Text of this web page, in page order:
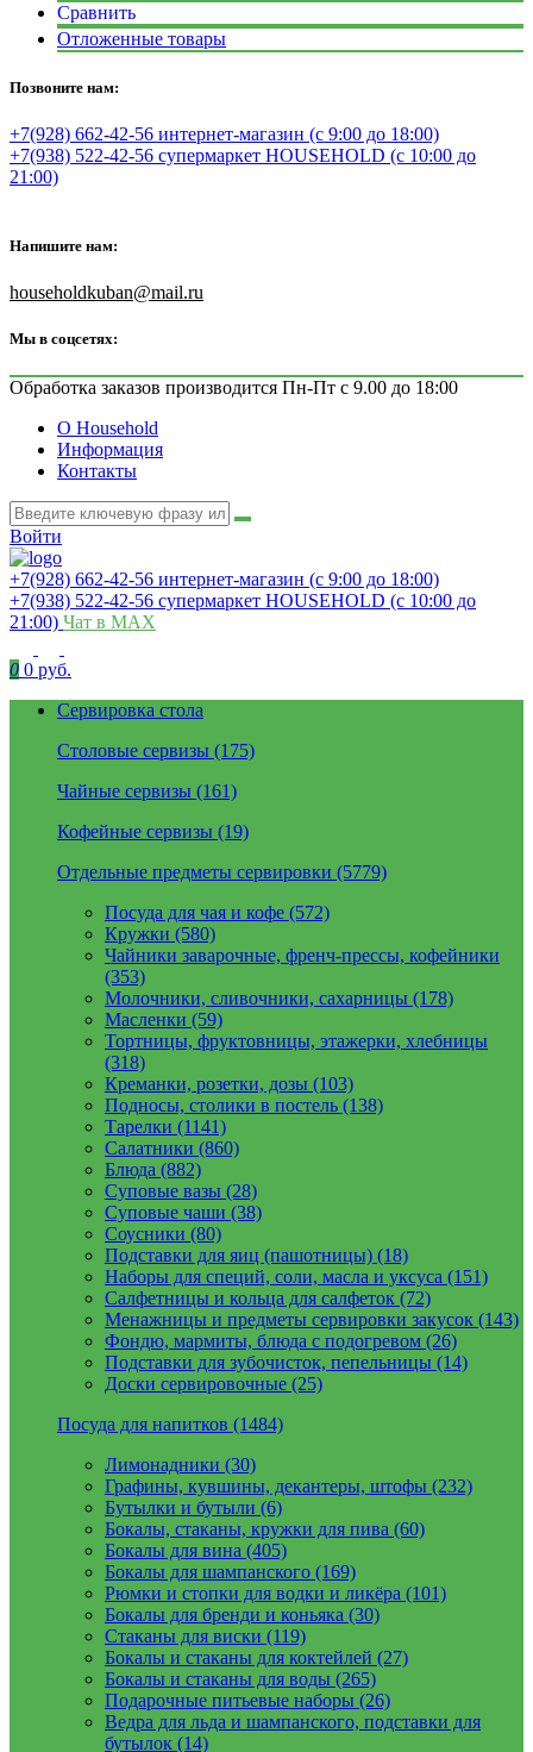
Сравнить
Отложенные товары
Позвоните нам:
+7(928) 662-42-56 интернет-магазин (с 9:00 до 18:00)
+7(938) 522-42-56 супермаркет HOUSEHOLD (с 10:00 до
21:00)
Напишите нам:
householdkuban@mail.ru
Мы в соцсетях:
Обработка заказов производится Пн-Пт с 9.00 до 18:00
О Household
Информация
Контакты
Войти
+7(928) 662-42-56 интернет-магазин (с 9:00 до 18:00)
+7(938) 522-42-56 супермаркет HOUSEHOLD (с 10:00 до
21:00) Чат в MAX
0 0 руб.
Сервировка стола
Столовые сервизы (175)
Чайные сервизы (161)
Кофейные сервизы (19)
Отдельные предметы сервировки (5779)
Посуда для чая и кофе (572)
Кружки (580)
Чайники заварочные, френч-прессы, кофейники
(353)
Молочники, сливочники, сахарницы (178)
Масленки (59)
Тортницы, фруктовницы, этажерки, хлебницы
(318)
Креманки, розетки, дозы (103)
Подносы, столики в постель (138)
Тарелки (1141)
Салатники (860)
Блюда (882)
Суповые вазы (28)
Суповые чаши (38)
Соусники (80)
Подставки для яиц (пашотницы) (18)
Наборы для специй, соли, масла и уксуса (151)
Салфетницы и кольца для салфеток (72)
Менажницы и предметы сервировки закусок (143)
Фондю, мармиты, блюда с подогревом (26)
Подставки для зубочисток, пепельницы (14)
Доски сервировочные (25)
Посуда для напитков (1484)
Лимонадники (30)
Графины, кувшины, декантеры, штофы (232)
Бутылки и бутыли (6)
Бокалы, стаканы, кружки для пива (60)
Бокалы для вина (405)
Бокалы для шампанского (169)
Рюмки и стопки для водки и ликёра (101)
Бокалы для бренди и коньяка (30)
Стаканы для виски (119)
Бокалы и стаканы для коктейлей (27)
Бокалы и стаканы для воды (265)
Подарочные питьевые наборы (26)
Ведра для льда и шампанского, подставки для
бутылок (14)